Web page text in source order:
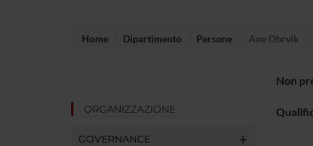
Home Dipartimento Persone Ane Ohrvik
ORGANIZZAZIONE
GOVERNANCE
Non